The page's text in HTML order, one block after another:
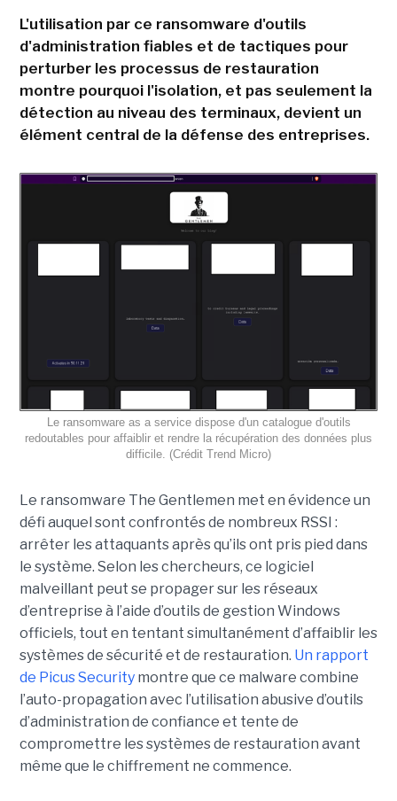
L'utilisation par ce ransomware d'outils
d'administration fiables et de tactiques pour
perturber les processus de restauration
montre pourquoi l'isolation, et pas seulement la
détection au niveau des terminaux, devient un
élément central de la défense des entreprises.
Le ransomware as a service dispose d'un catalogue d'outils
redoutables pour affaiblir et rendre la récupération des données plus
difficile. (Crédit Trend Micro)
Le ransomware The Gentlemen met en évidence un
défi auquel sont confrontés de nombreux RSSI :
arrêter les attaquants après qu’ils ont pris pied dans
le système. Selon les chercheurs, ce logiciel
malveillant peut se propager sur les réseaux
d’entreprise à l’aide d’outils de gestion Windows
officiels, tout en tentant simultanément d’affaiblir les
systèmes de sécurité et de restauration. Un rapport
de Picus Securitymontre que ce malware combine
l’auto-propagation avec l’utilisation abusive d’outils
d’administration de confiance et tente de
compromettre les systèmes de restauration avant
même que le chiffrement ne commence.